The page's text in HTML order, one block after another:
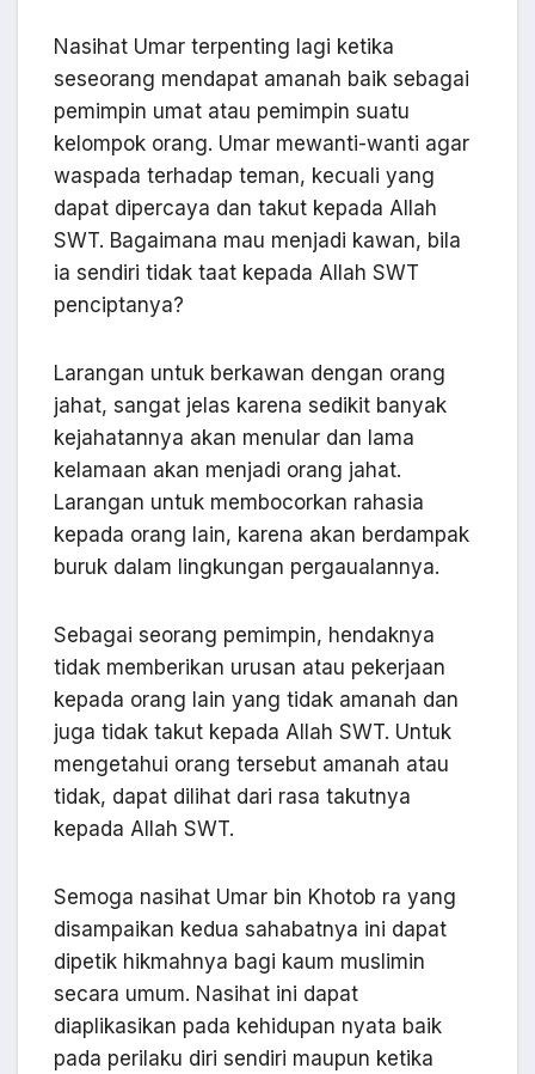
Nasihat Umar terpenting lagi ketika
seseorang mendapat amanah baik sebagai
pemimpin umat atau pemimpin suatu
kelompok orang. Umar mewanti-wanti agar
waspada terhadap teman, kecuali yang
dapat dipercaya dan takut kepada Allah
SWT. Bagaimana mau menjadi kawan, bila
ia sendiri tidak taat kepada Allah SWT
penciptanya?
Larangan untuk berkawan dengan orang
jahat, sangat jelas karena sedikit banyak
kejahatannya akan menular dan lama
kelamaan akan menjadi orang jahat.
Larangan untuk membocorkan rahasia
kepada orang lain, karena akan berdampak
buruk dalam lingkungan pergaualannya.
Sebagai seorang pemimpin, hendaknya
tidak memberikan urusan atau pekerjaan
kepada orang lain yang tidak amanah dan
juga tidak takut kepada Allah SWT. Untuk
mengetahui orang tersebut amanah atau
tidak, dapat dilihat dari rasa takutnya
kepada Allah SWT.
Semoga nasihat Umar bin Khotob ra yang
disampaikan kedua sahabatnya ini dapat
dipetik hikmahnya bagi kaum muslimin
secara umum. Nasihat ini dapat
diaplikasikan pada kehidupan nyata baik
pada perilaku diri sendiri maupun ketika